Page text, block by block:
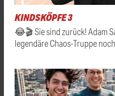
KINDSKÖPFE 3
😂🎬 Sie sind zurück! Adam
legendäre Chaos-Truppe